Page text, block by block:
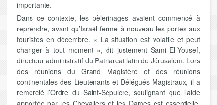
importante.
Dans ce contexte, les pèlerinages avaient commencé à
reprendre, avant qu’Israël ferme à nouveau les portes aux
touristes en décembre. « La situation est volatile et peut
changer à tout moment », dit justement Sami El-Yousef,
directeur administratif du Patriarcat latin de Jérusalem. Lors
des réunions du Grand Magistère et des réunions
continentales des Lieutenants et Délégués Magistraux, il a
remercié l’Ordre du Saint-Sépulcre, soulignant que l’aide